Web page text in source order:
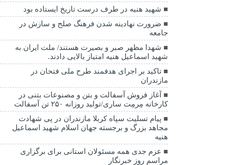
شهید هنیه در طرف درست تاریخ ایستاده بود
ضرورت نهادینه شدن فرهنگ صلح و سازش در
جامعه
شهدا مظهر صبر و بصیرت هستند/ ملت ایران به
شهید اسماعیل هنیه امتیاز بالایی دادند.
تاکید بر اجرای هدفمند طرح ملی فتحان در
مازندران
آغاز فروش آسفالت و بتن و مصنوعات بتنی در
کارخانه مِرمِت ساری/تولید روزانه ۲۵۰ تن آسفالت
پیام تسلیت سپاه کربلا مازندران در پی شهادت
مجاهد بزرگ و برجسته جهان اسلام شهید اسماعیل
هنیه
عزم جدی همه مسئولان استانی برای برگزاری
مراسم روز خبرنگار